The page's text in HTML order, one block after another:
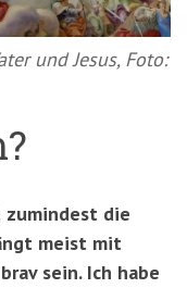
und Jesus, Foto:
die
meist mit
sein. Ich habe